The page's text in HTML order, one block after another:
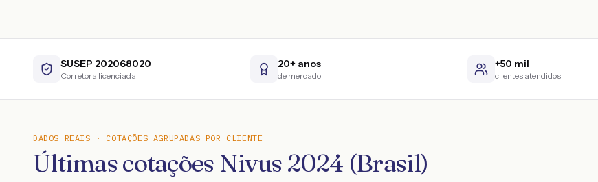
SUSEP 202068020
Corretora licenciada
20+ anos
de mercado
+50 mil
clientes atendidos
DADOS REAIS · COTAÇÕES AGRUPADAS POR CLIENTE
Últimas cotações Nivus 2024 (Brasil)